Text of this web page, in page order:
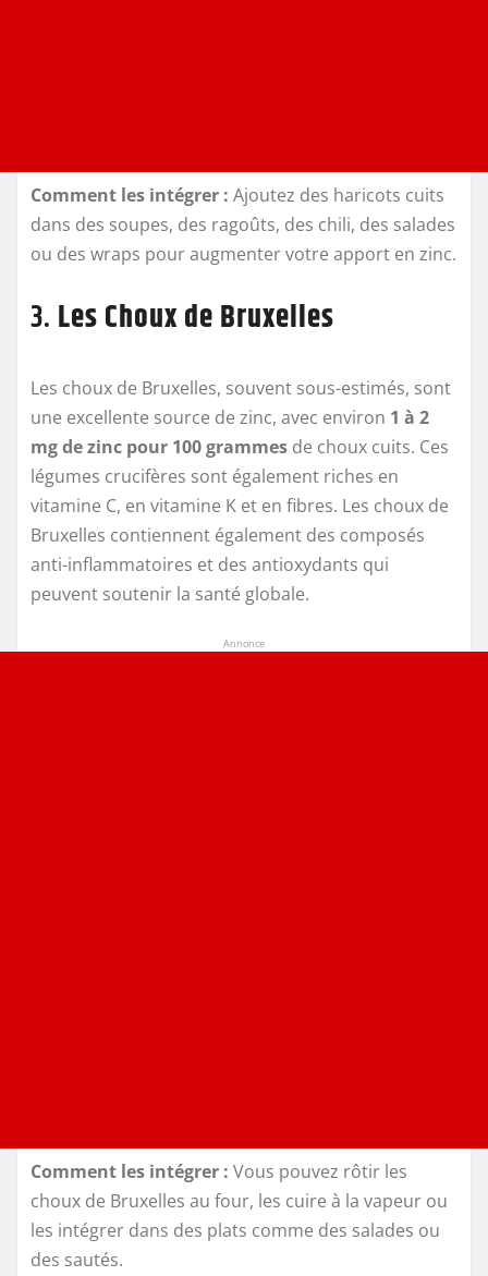
Comment les intégrer : Ajoutez des haricots cuits
dans des soupes, des ragoûts, des chili, des salades
ou des wraps pour augmenter votre apport en zinc.
3. Les Choux de Bruxelles
Les choux de Bruxelles, souvent sous-estimés, sont
une excellente source de zinc, avec environ 1 à 2
mg de zinc pour 100 grammes de choux cuits. Ces
légumes crucifères sont également riches en
vitamine C, en vitamine K et en fibres. Les choux de
Bruxelles contiennent également des composés
anti-inflammatoires et des antioxydants qui
peuvent soutenir la santé globale.
Annonce
Comment les intégrer : Vous pouvez rôtir les
choux de Bruxelles au four, les cuire à la vapeur ou
les intégrer dans des plats comme des salades ou
des sautés.